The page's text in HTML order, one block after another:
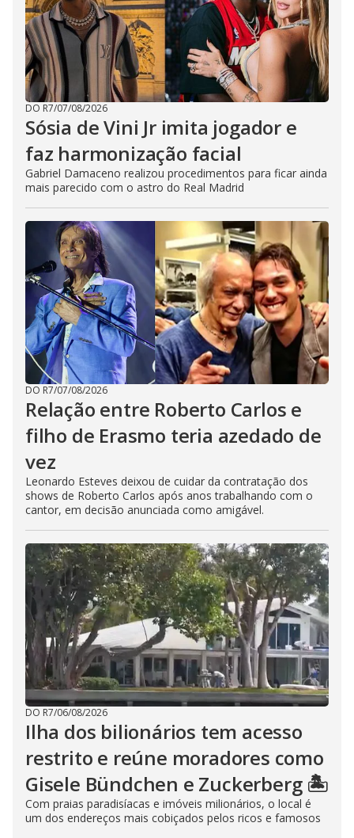
DO R7/07/08/2026
Sósia de Vini Jr imita jogador e
faz harmonização facial
Gabriel Damaceno realizou procedimentos para ficar ainda
mais parecido com o astro do Real Madrid
DO R7/07/08/2026
Relação entre Roberto Carlos e
filho de Erasmo teria azedado de
vez
Leonardo Esteves deixou de cuidar da contratação dos
shows de Roberto Carlos após anos trabalhando com o
cantor, em decisão anunciada como amigável.
DO R7/06/08/2026
Ilha dos bilionários tem acesso
restrito e reúne moradores como
Gisele Bündchen e Zuckerberg 🏝️
Com praias paradisíacas e imóveis milionários, o local é
um dos endereços mais cobiçados pelos ricos e famosos